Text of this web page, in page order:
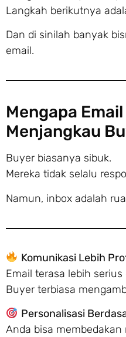
Langkah berikutnya
Dan di sinilah banyak
email.
Mengapa
Menjangkau
Buyer biasanya sibuk.
Mereka tidak selalu
Namun, inbox adalah
Komunikasi Lebih
Email terasa lebih
Buyer terbiasa
Personalisasi
Anda bisa